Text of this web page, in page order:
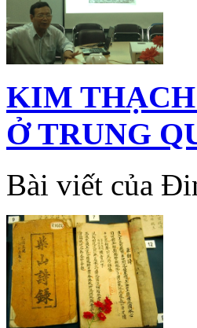
KIM
Ở TRUNG
Bài viết của